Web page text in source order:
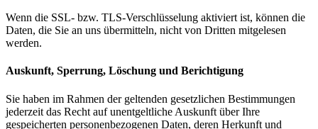
Wenn die SSL- bzw. TLS-Verschlüsselung aktiviert ist, können die
Daten, die Sie an uns übermitteln, nicht von Dritten mitgelesen
werden.
Auskunft, Sperrung, Löschung und Berichtigung
Sie haben im Rahmen der geltenden gesetzlichen Bestimmungen
jederzeit das Recht auf unentgeltliche Auskunft über Ihre
gespeicherten personenbezogenen Daten, deren Herkunft und